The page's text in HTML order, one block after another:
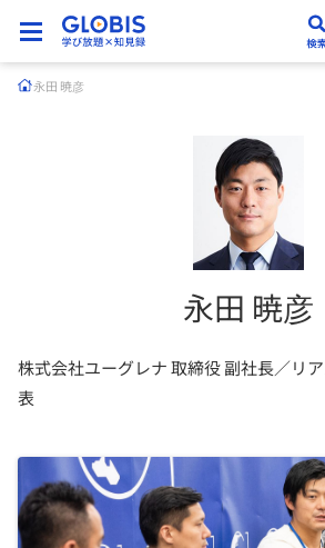
永田 暁彦
永田 暁彦
株式会社ユーグレナ 取締役 副社長／リ
表